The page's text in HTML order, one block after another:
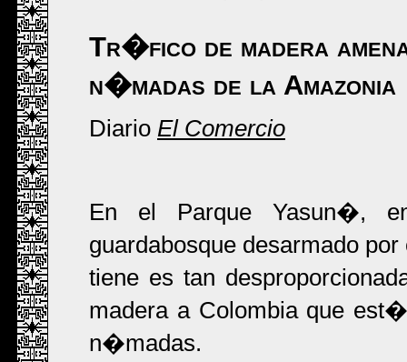
Tr�fico de madera
n�madas de la Amazonia
Diario El Comercio
En el Parque Yasun�,
guardabosque desarmado
tiene es tan
madera a Colombia que
n�madas.